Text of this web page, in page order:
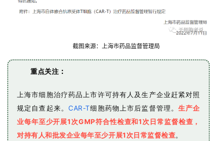
截图来源：上海市药品监督管理局
重点关注 ：
上海市细胞治疗药品上市许可持有人及生产企业赶紧对照
规定自查起来。 CAR-T细胞药物上市后监督管理。生产企
业每年至少开展1次GMP符合性检查和1次日常监督检查，
对持有人和批发企业每年至少开展1次日常监督检查。